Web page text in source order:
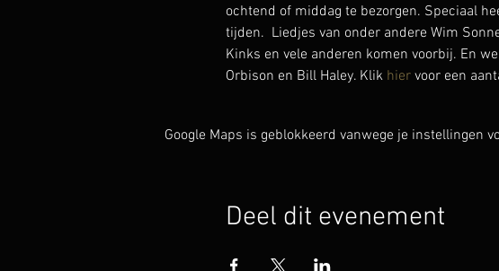
ochtend of middag te bezorgen. Speciaal
tijden.  Liedjes van onder andere Wim
Kinks en vele anderen komen voorbij. En
Orbison en Bill Haley. Klik hier voor een
Google Maps is geblokkeerd vanwege je instellingen
Deel dit evenement